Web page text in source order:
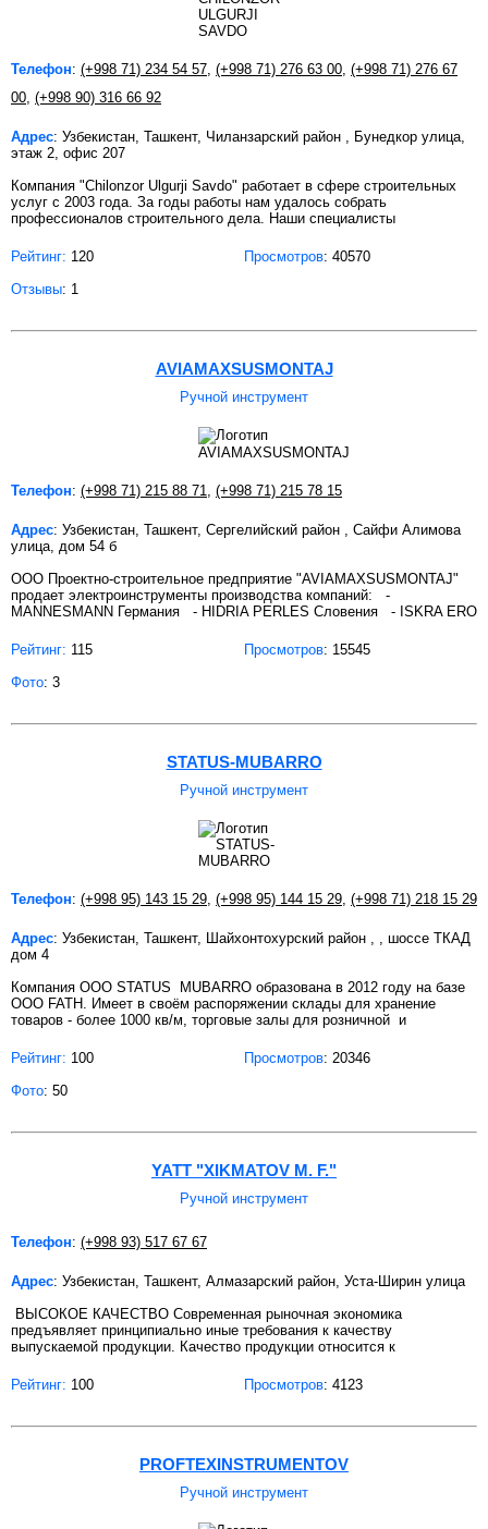
Телефон: (+998 71) 234 54 57 (+998 71) 276 63 00 (+998 71) 276 67
00 (+998 90) 316 66 92
Адрес: Узбекистан, Ташкент, Чиланзарский район , Бунедкор улица,
этаж 2, офис 207
Компания "Chilonzor Ulgurji Savdo" работает в сфере строительных
услуг с 2003 года. За годы работы нам удалось собрать
профессионалов строительного дела. Наши специалисты
Рейтинг: 120 Просмотров: 40570
Отзывы: 1
AVIAMAXSUSMONTAJ
Ручной инструмент
Телефон: (+998 71) 215 88 71 (+998 71) 215 78 15
Адрес: Узбекистан, Ташкент, Сергелийский район , Сайфи Алимова
улица, дом 54 б
ООО Проектно-строительное предприятие "AVIAMAXSUSMONTAJ"
продает электроинструменты производства компаний: -
MANNESMANN Германия - HIDRIA PERLES Словения - ISKRA ERO
Рейтинг: 115 Просмотров: 15545
Фото: 3
STATUS-MUBARRO
Ручной инструмент
Телефон: (+998 95) 143 15 29 (+998 95) 144 15 29 (+998 71) 218 15 29
Адрес: Узбекистан, Ташкент, Шайхонтохурский район , , шоссе ТКАД
дом 4
Компания ООО STATUS MUBARRO образована в 2012 году на базе
ООО FATH. Имеет в своём распоряжении склады для хранение
товаров - более 1000 кв/м, торговые залы для розничной и
Рейтинг: 100 Просмотров: 20346
Фото: 50
YATT "XIKMATOV M. F."
Ручной инструмент
Телефон: (+998 93) 517 67 67
Адрес: Узбекистан, Ташкент, Алмазарский район, Уста-Ширин улица
ВЫСОКОЕ КАЧЕСТВО Современная рыночная экономика
предъявляет принципиально иные требования к качеству
выпускаемой продукции. Качество продукции относится к
Рейтинг: 100 Просмотров: 4123
PROFTEXINSTRUMENTOV
Ручной инструмент